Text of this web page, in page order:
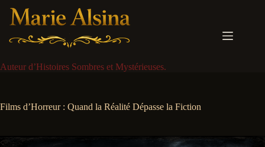
contenu
Auteur d’Histoires Sombres et Mystérieuses.
Films d’Horreur : Quand la Réalité Dépasse la Fiction